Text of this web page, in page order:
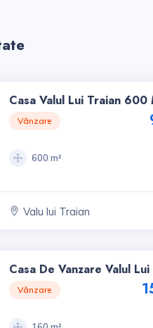
Casa Valul Lui Traian 600
Vânzare
600 m²
Valu lui Traian
Casa De Vanzare Valul
Vânzare